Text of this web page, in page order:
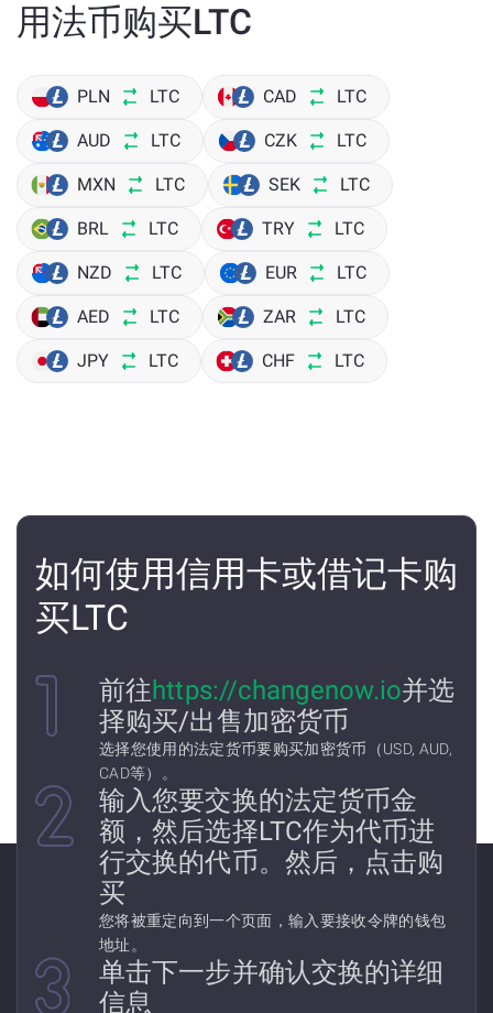
用法币购买LTC
PLN LTC CAD LTC
AUD LTC CZK LTC
MXN LTC SEK LTC
BRL LTC TRY LTC
NZD LTC EUR LTC
AED LTC ZAR LTC
JPY LTC CHF LTC
如何使用信用卡或借记卡购
买LTC
前往 https://changenow.io并选
择购买/出售加密货币
选择您使用的法定货币要购买加密货币（USD, AUD,
CAD等）。
输入您要交换的法定货币金
额，然后选择LTC作为代币进
行交换的代币。然后，点击购
买
您将被重定向到一个页面，输入要接收令牌的钱包
地址。
单击下一步并确认交换的详细
信息